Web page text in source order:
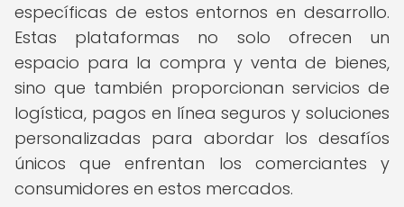
específicas de estos entornos en desarrollo.
Estas plataformas no solo ofrecen un
espacio para la compra y venta de bienes,
sino que también proporcionan servicios de
logística, pagos en línea seguros y soluciones
personalizadas para abordar los desafíos
únicos que enfrentan los comerciantes y
consumidores en estos mercados.